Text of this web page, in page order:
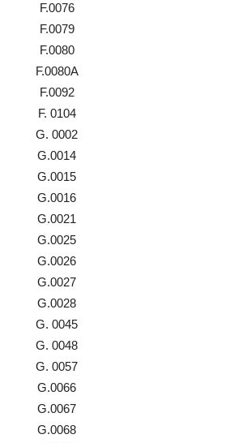
F.0076
F.0079
F.0080
F.0080A
F.0092
F. 0104
G. 0002
G.0014
G.0015
G.0016
G.0021
G.0025
G.0026
G.0027
G.0028
G. 0045
G. 0048
G. 0057
G.0066
G.0067
G.0068